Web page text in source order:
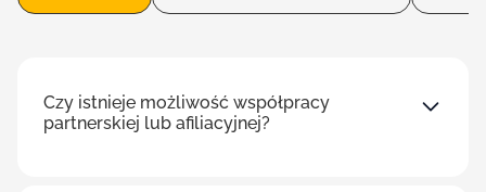
Czy istnieje możliwość współpracy
partnerskiej lub afiliacyjnej?